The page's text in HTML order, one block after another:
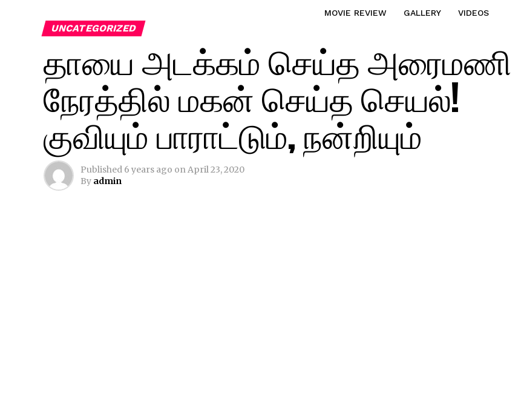
MOVIE REVIEW GALLERY VIDEOS
UNCATEGORIZED
தாயை அடக்கம் செய்த அரைமணி
நேரத்தில் மகன் செய்த செயல்!
குவியும் பாராட்டும், நன்றியும்
Published 6 years ago onApril 23, 2020
By admin